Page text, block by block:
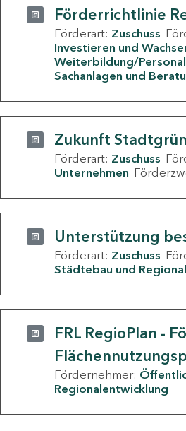
Förderrichtlinie
Förderart: Zuschuss
Investieren und
Weiterbildung/Personal
Sachanlagen und
Zukunft
Förderart: Zuschuss
Unternehmen
Unterstützung
Förderart: Zuschuss
Städtebau und
FRL RegioPlan -
Fördernehmer:
Regionalentwicklung